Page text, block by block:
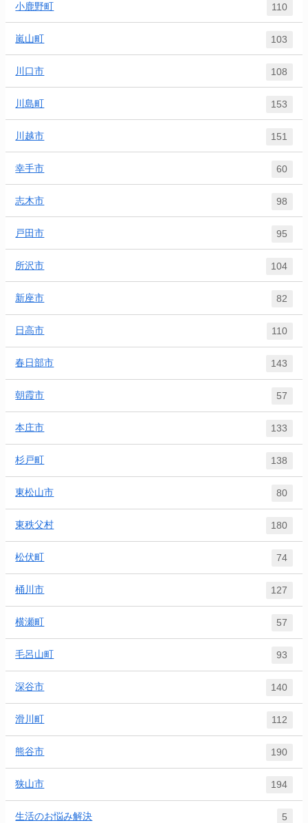
小鹿野町 110
嵐山町 103
川口市 108
川島町 153
川越市 151
幸手市 60
志木市 98
戸田市 95
所沢市 104
新座市 82
日高市 110
春日部市 143
朝霞市 57
本庄市 133
杉戸町 138
東松山市 80
東秩父村 180
松伏町 74
桶川市 127
横瀬町 57
毛呂山町 93
深谷市 140
滑川町 112
熊谷市 190
狭山市 194
生活のお悩み解決 5